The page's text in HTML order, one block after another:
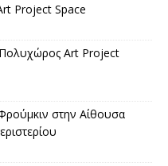
Project Space
Art Project
στην Αίθουσα